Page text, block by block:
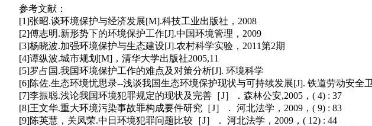
参考文献：
[1]张昭.谈环境保护与经济发展[M].科技工业出版社，2008
[2]傅志明.新形势下的环境保护工作[J].中国环境管理，2009
[3]杨晓波.加强环境保护与生态建设[J].农村科学实验，2011第2期
[4]谭纵波.城市规划[M]，清华大学出版社2005,11
[5]罗占国.我国环境保护工作的难点及对策分析[J]. 环境科学
[6]陈佐.生态环境忧思录--浅谈我国生态环境保护现状与可持续发展[J]. 铁道劳动安全
[7]李振聪.浅论我国环境犯罪规定的现状及完善［J］．森林公安,2005，( 4) : 37
[8]王文华.重大环境污染事故罪构成要件研究［J］． 河北法学，2009，( 9) : 83
[9]陈英慧，关凤荣.中日环境犯罪问题比较［J］． 河北法学，2009，( 12) : 44